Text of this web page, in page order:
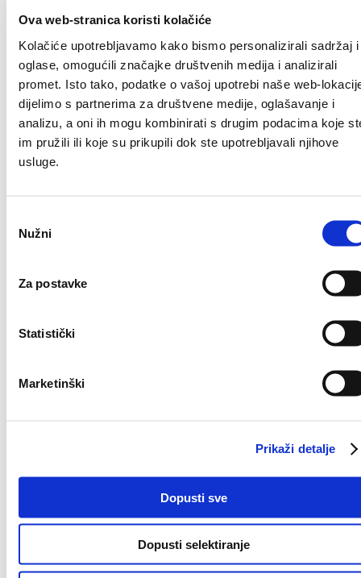
Ova web-stranica koristi kolačiće
Kolačiće upotrebljavamo kako bismo personalizirali sadržaj i
oglase, omogućili značajke društvenih medija i analizirali
promet. Isto tako, podatke o vašoj upotrebi naše web-
dijelimo s partnerima za društvene medije, oglašavanje i
analizu, a oni ih mogu kombinirati s drugim podacima koje
im pružili ili koje su prikupili dok ste upotrebljavali njihove
usluge.
pristanka
Nužni
Za postavke
Statistički
Marketinški
Prikaži detalje
Dopusti sve
Dopusti selektiranje
HEP – Obavijest
o problemima u
distribuciji pitke
vode (Gunjavci,
Author
VZS
Danas, 23.07.2020., zbog najavljenih radova
isporuci vode korisnicima u naseljima Gunjavci i
Share On